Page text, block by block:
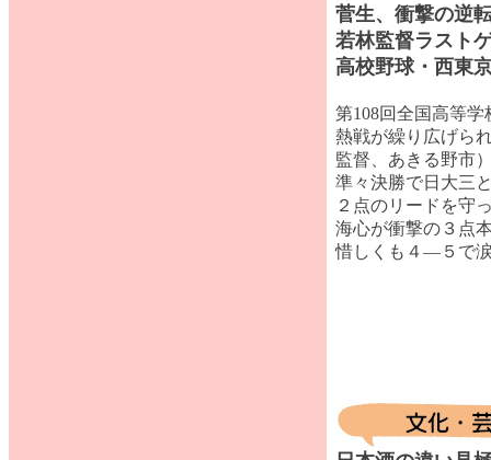
菅生、衝撃の逆
若林監督ラスト
高校野球・西東
第108回全国高等
熱戦が繰り広げら
監督、あきる野市
準々決勝で日大三
２点のリードを守
海心が衝撃の３点
惜しくも４―５で